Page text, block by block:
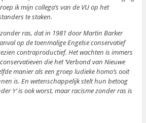
ik mijn collega’s van de VU op het
te staken.
ras, dat in 1981 door Martin Barker
op de toenmalige Engelse conservatief
contraproductief. Het wachten is immers
die het ‘Verbond van Nieuwe
manier als een groep ludieke homo’s ooit
is. En wetenschappelijk stelt hun betoog
‘r’ is ook worst, maar racisme zonder ras is